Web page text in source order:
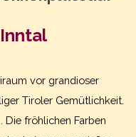
vor grandioser
Tiroler Gemütlichkeit.
Die fröhlichen Farben